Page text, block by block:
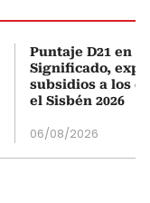
Puntaje D21 en
Significado,
subsidios a los
el Sisbén 2026
06/08/2026